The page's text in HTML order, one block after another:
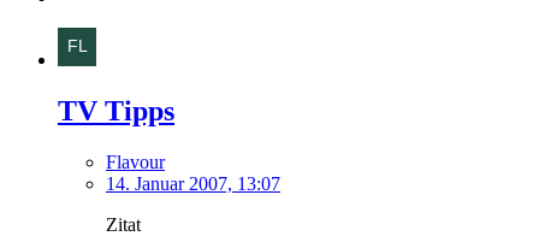
TV Tipps
Flavour
14. Januar 2007, 13:07
Zitat